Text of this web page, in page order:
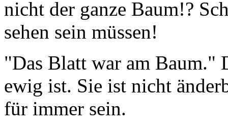
nicht der ganze Baum!?
sehen sein müssen!
"Das Blatt war am Baum."
ewig ist. Sie ist nicht
für immer sein.